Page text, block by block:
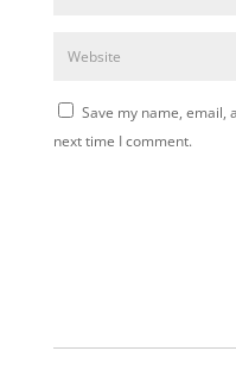
Save my name, email,
next time I comment.